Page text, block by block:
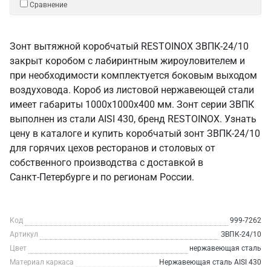
Сравнение
Зонт вытяжной коробчатый RESTOINOX ЗВПК-24/10
закрыт коробом с лабиринтным жироуловителем и
при необходимости комплектуется боковым выходом
воздуховода. Короб из листовой нержавеющей стали
имеет габариты 1000х1000х400 мм. Зонт серии ЗВПК
выполнен из стали AISI 430, бренд RESTOINOX. Узнать
цену в каталоге и купить коробчатый зонт ЗВПК-24/10
для горячих цехов ресторанов и столовых от
собственного производства с доставкой в
Санкт‑Петербурге и по регионам России.
Код
999-7262
Артикул
ЗВПК-24/10
Цвет
нержавеющая сталь
Материал каркаса
Нержавеющая сталь AISI 430